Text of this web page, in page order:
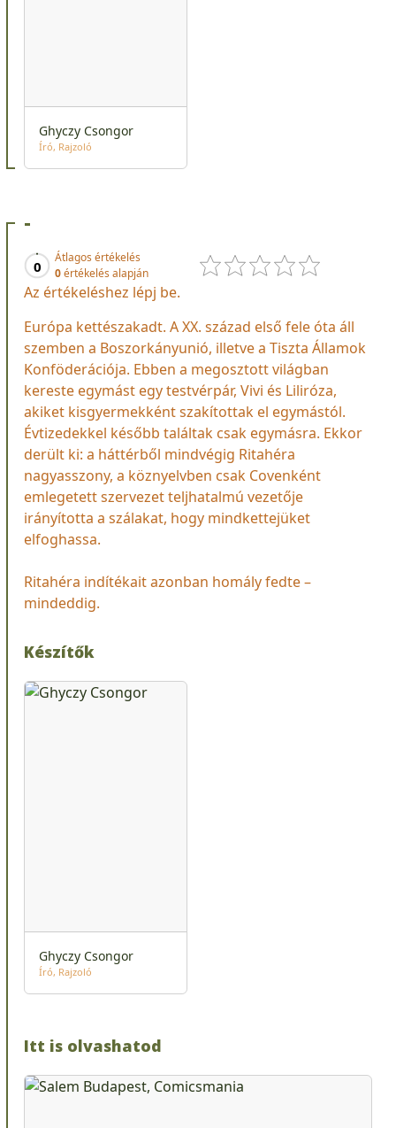
Ghyczy Csongor
Író Rajzoló
-
0
Átlagos értékelés
0értékelés alapján
Az értékeléshez lépj be.
Európa kettészakadt. A XX. század első fele óta áll
szemben a Boszorkányunió, illetve a Tiszta Államok
Konföderációja. Ebben a megosztott világban
kereste egymást egy testvérpár, Vivi és Liliróza,
akiket kisgyermekként szakítottak el egymástól.
Évtizedekkel később találtak csak egymásra. Ekkor
derült ki: a háttérből mindvégig Ritahéra
nagyasszony, a köznyelvben csak Covenként
emlegetett szervezet teljhatalmú vezetője
irányította a szálakat, hogy mindkettejüket
elfoghassa.
Ritahéra indítékait azonban homály fedte –
mindeddig.
Készítők
Ghyczy Csongor
Író Rajzoló
Itt is olvashatod